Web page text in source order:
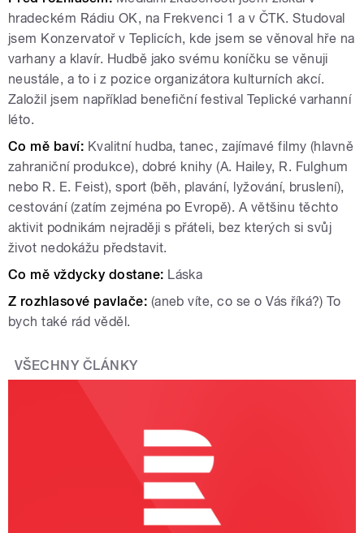
hradeckém Rádiu OK, na Frekvenci 1 a v ČTK. Studoval
jsem Konzervatoř v Teplicích, kde jsem se věnoval hře na
varhany a klavír. Hudbě jako svému koníčku se věnuji
neustále, a to i z pozice organizátora kulturních akcí.
Založil jsem například benefiční festival Teplické varhanní
léto.
Co mě baví: Kvalitní hudba, tanec, zajímavé filmy (hlavně
zahraniční produkce), dobré knihy (A. Hailey, R. Fulghum
nebo R. E. Feist), sport (běh, plavání, lyžování, bruslení),
cestování (zatím zejména po Evropě). A většinu těchto
aktivit podnikám nejraději s přáteli, bez kterých si svůj
život nedokážu představit.
Co mě vždycky dostane: Láska
Z rozhlasové pavlače: (aneb víte, co se o Vás říká?) To
bych také rád věděl.
VŠECHNY ČLÁNKY